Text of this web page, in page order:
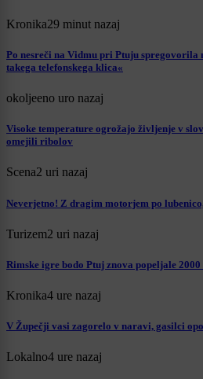
Kronika29 minut nazaj
Po nesreči na Vidmu pri Ptuju spregovorila
takega telefonskega klica«
okoljeeno uro nazaj
Visoke temperature ogrožajo življenje v
omejili ribolov
Scena2 uri nazaj
Neverjetno! Z dragim motorjem po
Turizem2 uri nazaj
Rimske igre bodo Ptuj znova popeljale
Kronika4 ure nazaj
V Župečji vasi zagorelo v naravi, gasilci
Lokalno4 ure nazaj